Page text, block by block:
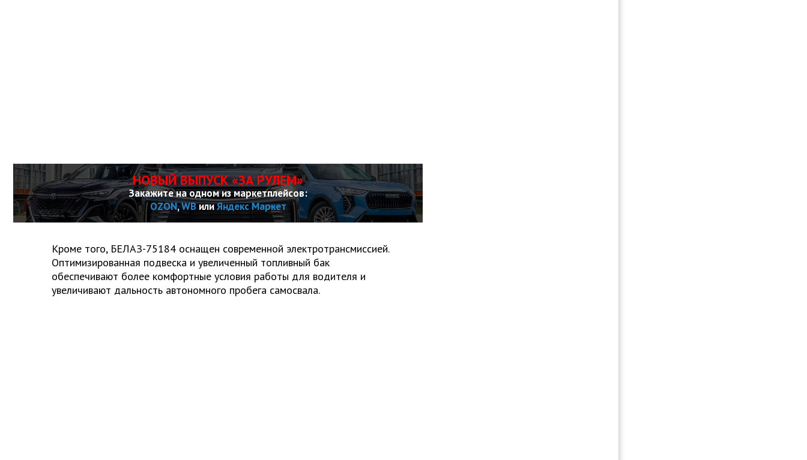
НОВЫЙ ВЫПУСК «ЗА РУЛЕМ»
Закажите на одном из маркетплейсов:
OZON,WBилиЯндекс Маркет
Кроме того, БЕЛАЗ-75184 оснащен современной электротрансмиссией.
Оптимизированная подвеска и увеличенный топливный бак
обеспечивают более комфортные условия работы для водителя и
увеличивают дальность автономного пробега самосвала.